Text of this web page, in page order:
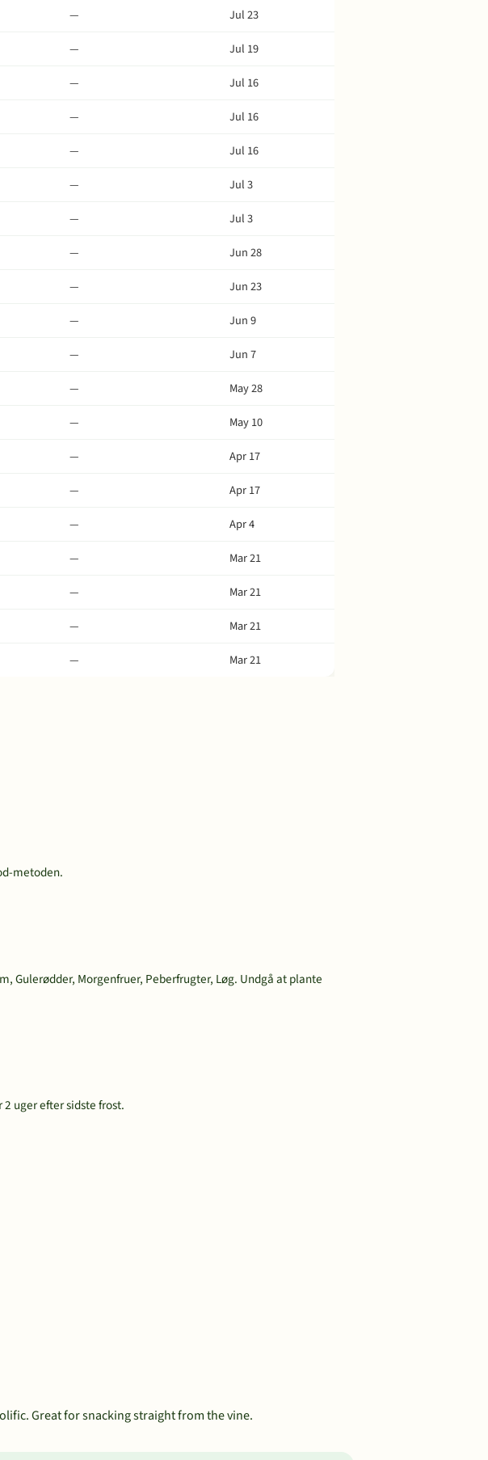
—
Jul 23
—
Jul 19
—
Jul 16
—
Jul 16
—
Jul 16
—
Jul 3
—
Jul 3
—
Jun 28
—
Jun 23
—
Jun 9
—
Jun 7
—
May 28
—
May 10
—
Apr 17
—
Apr 17
—
Apr 4
—
Mar 21
—
Mar 21
—
Mar 21
— Mar 21
metoden.
Gulerødder, Morgenfruer, Peberfrugter, Løg. Undgå at plante
uger efter sidste frost.
Great for snacking straight from the vine.